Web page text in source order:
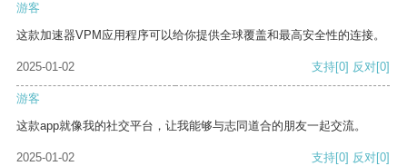
游客
这款加速器VPM应用程序可以给你提供全球覆盖和最高安全性的连接。
2025-01-02 支持[0] 反对[0]
游客
这款app就像我的社交平台，让我能够与志同道合的朋友一起交流。
2025-01-02 支持[0] 反对[0]